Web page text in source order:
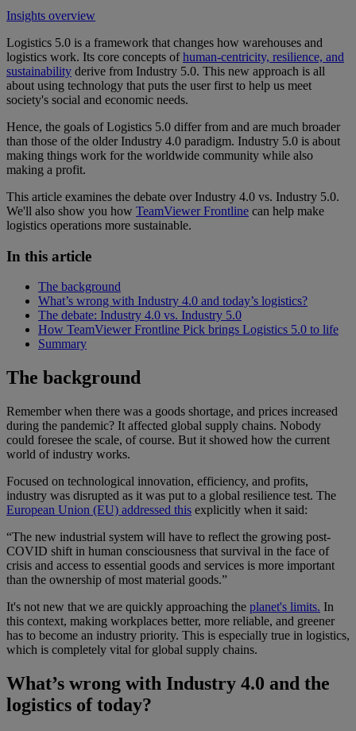
Insights overview
Logistics 5.0 is a framework that changes how warehouses and
logistics work. Its core concepts ofhuman-centricity, resilience, and
sustainability derive from Industry 5.0. This new approach is all
about using technology that puts the user first to help us meet
society's social and economic needs.
Hence, the goals of Logistics 5.0 differ from and are much broader
than those of the older Industry 4.0 paradigm. Industry 5.0 is about
making things work for the worldwide community while also
making a profit.
This article examines the debate over Industry 4.0 vs. Industry 5.0.
We'll also show you how TeamViewer Frontline can help make
logistics operations more sustainable.
In this article
The background
What’s wrong with Industry 4.0 and today’s logistics?
The debate: Industry 4.0 vs. Industry 5.0
How TeamViewer Frontline Pick brings Logistics 5.0 to life
Summary
The background
Remember when there was a goods shortage, and prices increased
during the pandemic? It affected global supply chains. Nobody
could foresee the scale, of course. But it showed how the current
world of industry works.
Focused on technological innovation, efficiency, and profits,
industry was disrupted as it was put to a global resilience test. The
European Union (EU) addressed this explicitly when it said:
“The new industrial system will have to reflect the growing post-
COVID shift in human consciousness that survival in the face of
crisis and access to essential goods and services is more important
than the ownership of most material goods.”
It's not new that we are quickly approaching the planet's limits. In
this context, making workplaces better, more reliable, and greener
has to become an industry priority. This is especially true in logistics,
which is completely vital for global supply chains.
What’s wrong with Industry 4.0 and the
logistics of today?